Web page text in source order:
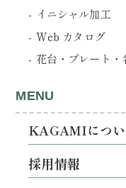
イニシャル加工
Web カタログ
花台・プレート・
MENU
KAGAMIにつ
採用情報